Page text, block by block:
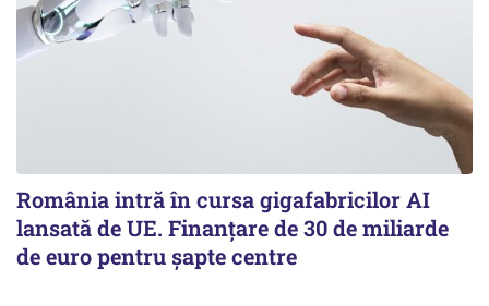
România intră în cursa gigafabricilor AI
lansată de UE. Finanțare de 30 de miliarde
de euro pentru șapte centre